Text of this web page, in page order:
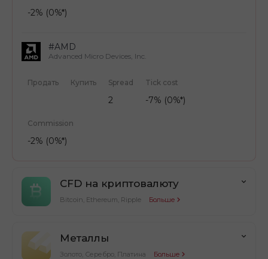
-2% (0%*)
#AMD
Advanced Micro Devices, Inc.
Продать Купить Spread
2
Tick cost
-7% (0%*)
Commission
-2% (0%*)
CFD на криптовалюту
Bitcoin, Ethereum, Ripple Больше
Металлы
Золото, Серебро, Платина Больше